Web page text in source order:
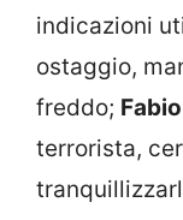
indicazioni
ostaggio,
freddo; Fabio
terrorista,